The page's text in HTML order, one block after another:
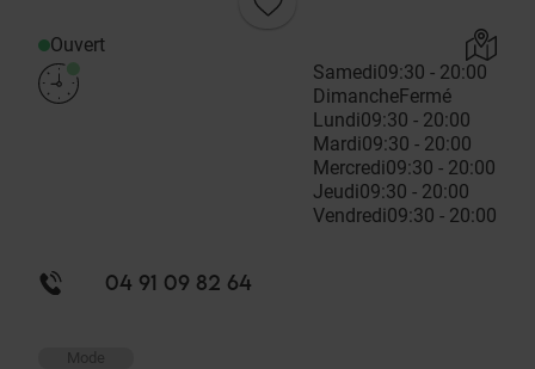
Ouvert
Samedi09:30 - 20:00
DimancheFermé
Lundi09:30 - 20:00
Mardi09:30 - 20:00
Mercredi09:30 - 20:00
Jeudi09:30 - 20:00
Vendredi09:30 - 20:00
04 91 09 82 64
Mode